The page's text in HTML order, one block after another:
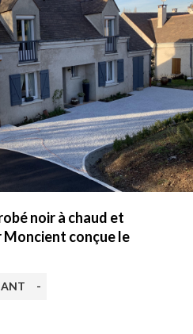
noir à chaud et
conçue le
-